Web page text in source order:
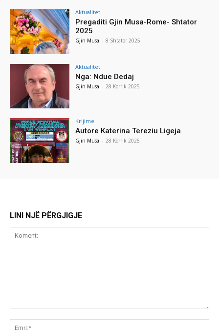
Aktualitet
Pregaditi Gjin Musa-Rome- Shtator
2025
Gjin Musa - 8 Shtator 2025
Aktualitet
Nga: Ndue Dedaj
Gjin Musa - 28 Korrik 2025
Krijime
Autore Katerina Tereziu Ligeja
Gjin Musa - 28 Korrik 2025
LINI NJË PËRGJIGJE